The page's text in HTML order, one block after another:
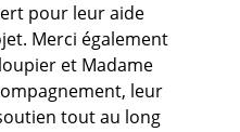
pour leur aide
Merci également
et Madame
leur
tout au long